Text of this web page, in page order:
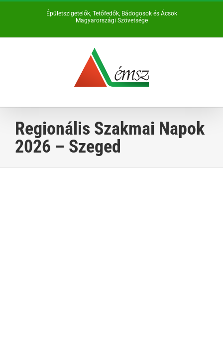
Épületszigetelők, Tetőfedők, Bádogosok és Ácsok
Magyarországi Szövetsége
Regionális Szakmai Napok
2026 – Szeged